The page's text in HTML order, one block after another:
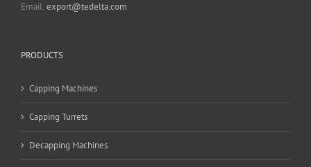
Email:export@tedelta.com
PRODUCTS
Capping Machines
Capping Turrets
Decapping Machines